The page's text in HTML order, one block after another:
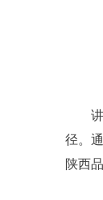
径。
陕西